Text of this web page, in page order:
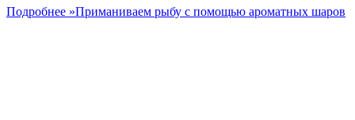
Подробнее »Приманиваем рыбу с помощью ароматных шаров